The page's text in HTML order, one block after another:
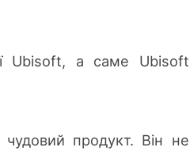
Ubisoft, а саме Ubisoft
продукт. Він не